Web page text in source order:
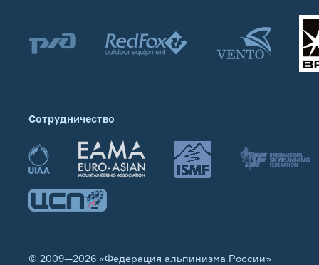
Сотрудничество
© 2009—2026 «Федерация альпинизма России»